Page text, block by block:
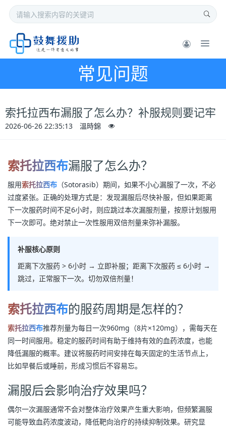
常见问题
索托拉西布漏服了怎么办？补服规则要记牢
2026-06-26 22:35:13 溫時錦
索托拉西布漏服了怎么办？
服用索托拉西布 （Sotorasib）期间，如果不小心漏服了一次，不必
过度紧张。正确的处理方式是：发现漏服后尽快补服，但如果距离
下一次服药时间不足6小时，则应跳过本次漏服剂量，按原计划服用
下一次即可。绝对禁止一次性服用双倍剂量来弥补漏服。
补服核心原则
距离下次服药 > 6小时 → 立即补服；距离下次服药 ≤ 6小时 →
跳过，正常服下一次。切勿双倍剂量！
索托拉西布的服药周期是怎样的？
索托拉西布推荐剂量为每日一次960mg（8片×120mg），需每天在
同一时间服用。稳定的服药时间有助于维持有效的血药浓度，也能
降低漏服的概率。建议将服药时间安排在每天固定的生活节点上，
比如早餐后或睡前，形成习惯后不容易忘。
漏服后会影响治疗效果吗？
偶尔一次漏服通常不会对整体治疗效果产生重大影响，但频繁漏服
可能导致血药浓度波动，降低靶向治疗的持续抑制效果。研究显